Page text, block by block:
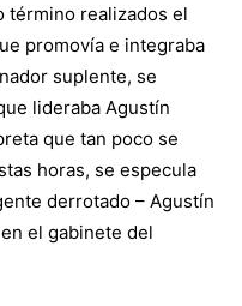
término realizados el
promovía e integraba
suplente, se
lideraba Agustín
que tan poco se
horas, se especula
derrotado – Agustín
el gabinete del